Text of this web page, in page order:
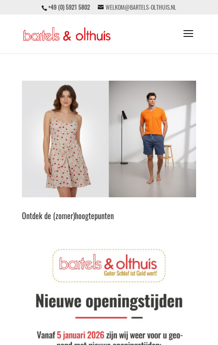
+49 (0) 5921 5802 WELKOM@BARTELS-OLTHUIS.NL
Ontdek de (zomer)hoogtepunten